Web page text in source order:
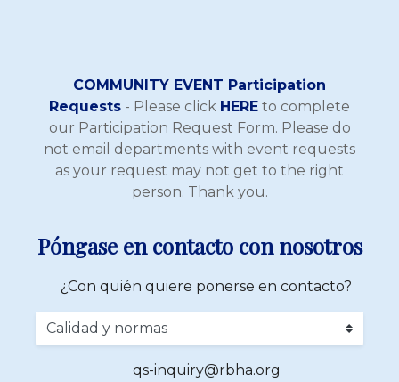
COMMUNITY EVENT Participation
Requests - Please click HERE to complete
our Participation Request Form. Please do
not email departments with event requests
as your request may not get to the right
person. Thank you.
Póngase en contacto con nosotros
¿Con quién quiere ponerse en contacto?
qs-inquiry@rbha.org